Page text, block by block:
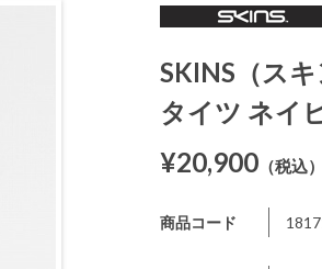
SKINS（ス
タイツ ネイ
¥20,900 （税込）
商品コード